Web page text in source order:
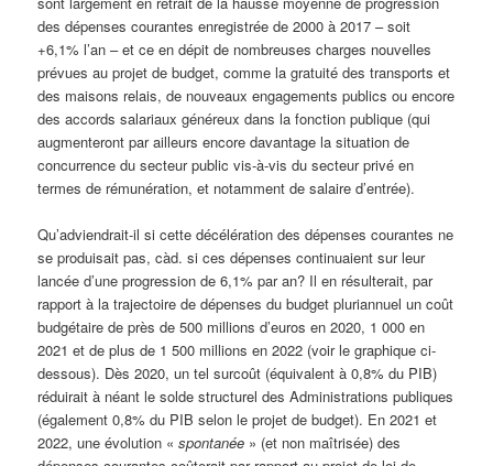
des dépenses courantes enregistrée de 2000 à 2017 – soit
+6,1% l’an – et ce en dépit de nombreuses charges nouvelles
prévues au projet de budget, comme la gratuité des transports et
des maisons relais, de nouveaux engagements publics ou encore
des accords salariaux généreux dans la fonction publique (qui
augmenteront par ailleurs encore davantage la situation de
concurrence du secteur public vis-à-vis du secteur privé en
termes de rémunération, et notamment de salaire d’entrée).
Qu’adviendrait-il si cette décélération des dépenses courantes ne
se produisait pas, càd. si ces dépenses continuaient sur leur
lancée d’une progression de 6,1% par an? Il en résulterait, par
rapport à la trajectoire de dépenses du budget pluriannuel un coût
budgétaire de près de 500 millions d’euros en 2020, 1 000 en
2021 et de plus de 1 500 millions en 2022 (voir le graphique ci-
dessous). Dès 2020, un tel surcoût (équivalent à 0,8% du PIB)
réduirait à néant le solde structurel des Administrations publiques
(également 0,8% du PIB selon le projet de budget). En 2021 et
2022, une évolution «spontanée » (et non maîtrisée) des